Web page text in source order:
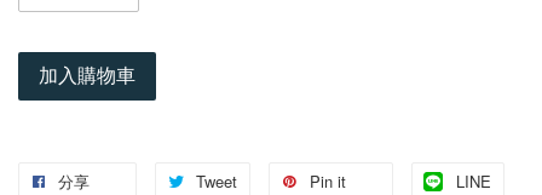
加入購物車
分享 Tweet Pin it LINE